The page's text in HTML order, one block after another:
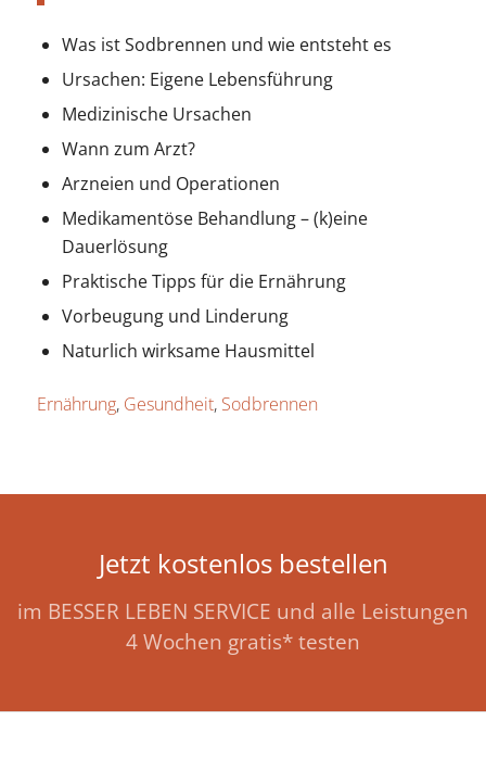
Was ist Sodbrennen und wie entsteht es
Ursachen: Eigene Lebensführung
Medizinische Ursachen
Wann zum Arzt?
Arzneien und Operationen
Medikamentöse Behandlung – (k)eine
Dauerlösung
Praktische Tipps für die Ernährung
Vorbeugung und Linderung
Naturlich wirksame Hausmittel
Ernährung, Gesundheit, Sodbrennen
Jetzt kostenlos bestellen
im BESSER LEBEN SERVICE und alle Leistungen
4 Wochen gratis* testen